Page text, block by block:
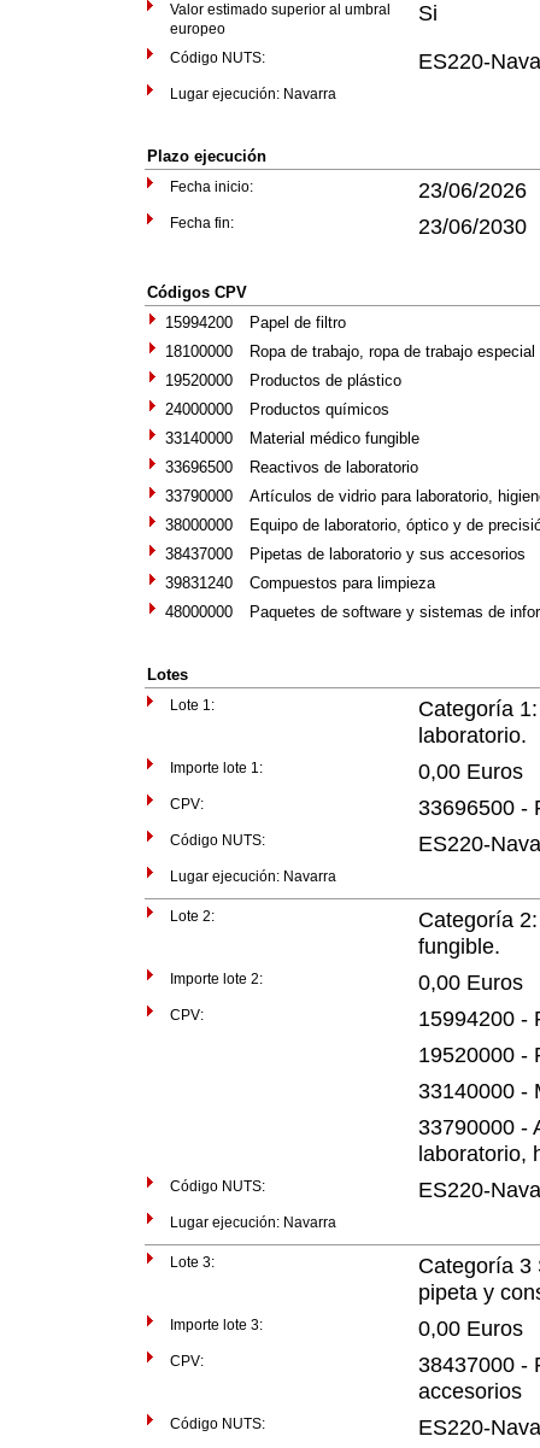
Valor estimado superior al umbral
europeo
Si
Código NUTS: ES220-
Lugar ejecución: Navarra
Plazo ejecución
Fecha inicio: 23/06/2026
Fecha fin: 23/06/2030
Códigos CPV
15994200
Papel de filtro
18100000
Ropa de trabajo, ropa de trabajo
19520000
Productos de plástico
24000000
Productos químicos
33140000
Material médico fungible
33696500
Reactivos de laboratorio
33790000
Artículos de vidrio para laboratorio,
38000000
Equipo de laboratorio, óptico y de
38437000
Pipetas de laboratorio y sus accesorios
39831240
Compuestos para limpieza
48000000
Paquetes de software y sistemas de
Lotes
Lote 1:
Categoría
laboratorio.
Importe lote 1: 0,00 Euros
CPV: 33696500 -
Código NUTS: ES220-
Lugar ejecución: Navarra
Lote 2:
Categoría
fungible.
Importe lote 2: 0,00 Euros
CPV:
15994200 -
19520000 -
33140000 -
33790000 -
laboratorio,
Código NUTS: ES220-
Lugar ejecución: Navarra
Lote 3:
Categoría 3
pipeta y
Importe lote 3: 0,00 Euros
CPV:
38437000 -
accesorios
Código NUTS: ES220-